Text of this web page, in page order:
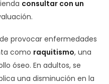
consultar con un
provocar enfermedades
como raquitismo, una
óseo. En adultos, se
una disminución en la